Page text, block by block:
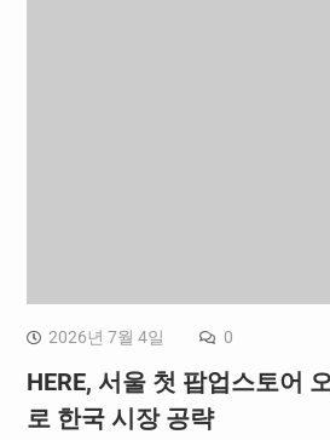
2026년 7월 4일 0
HERE, 서울 첫 팝업스토어
로 한국 시장 공략